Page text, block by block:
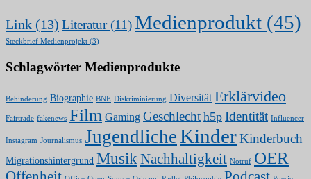
Link (13) Literatur(11)Medienprodukt (45)
Steckbrief Medienprojekt (3)
Schlagwörter Medienprodukte
Behinderung Biographie BNE Diskriminierung Diversität Erklärvideo
Fairtrade fakenews Film Gaming Geschlecht h5p Identität Influencer
Instagram Journalismus JugendlicheKinderKinderbuch
Migrationshintergrund Musik Nachhaltigkeit Notruf OER
Offenheit Podcast